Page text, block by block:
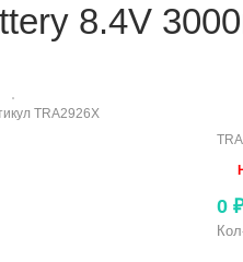
8.4V
0